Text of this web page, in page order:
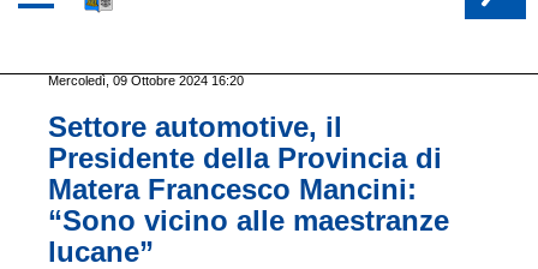
Mercoledì, 09 Ottobre 2024 16:20
Settore automotive, il
Presidente della Provincia di
Matera Francesco Mancini:
“Sono vicino alle maestranze
lucane”